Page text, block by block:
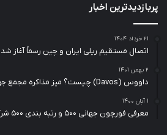
پربازدیدترین اخبار
۲۱ خرداد ۱۴۰۴
اتصال مستقیم ریلی ایران و چین رسماً آغاز شد
۲ بهمن ۱۴۰۱
داووس (Davos) چیست؟ میز مذاکره مجمع جهانی اقتصاد
۱ آبان ۱۴۰۰
معرفی فورچون جهانی ۵۰۰ و رتبه بندی ۵۰۰ شرکت برتر جهان